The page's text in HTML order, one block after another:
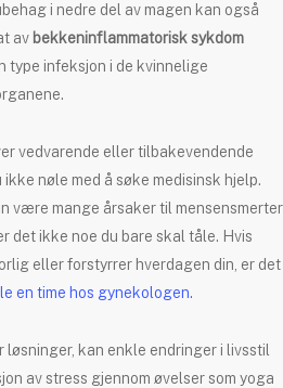
i nedre del av magen kan også
av bekkeninflammatorisk sykdom
type infeksjon i de kvinnelige
vedvarende eller tilbakevendende
ikke nøle med å søke medisinsk hjelp.
være mange årsaker til mensensmerter
det ikke noe du bare skal tåle. Hvis
eller forstyrrer hverdagen din, er det
en time hos gynekologen.
løsninger, kan enkle endringer i livsstil
av stress gjennom øvelser som yoga